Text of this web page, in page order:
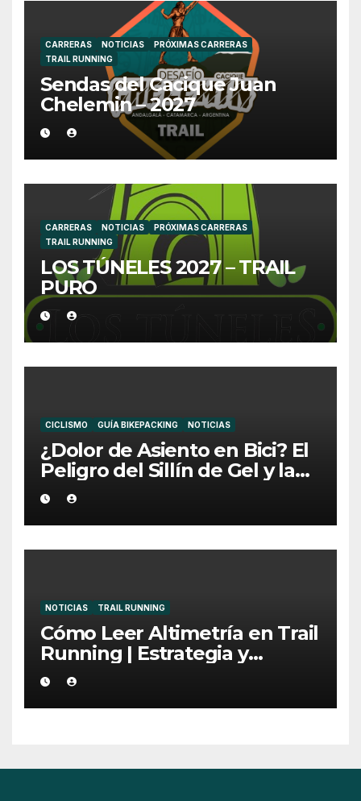
CARRERAS NOTICIAS
PRÓXIMAS CARRERAS
TRAIL RUNNING
Sendas del Cacique Juan
Chelemin – 2027
CARRERAS NOTICIAS
PRÓXIMAS CARRERAS
TRAIL RUNNING
LOS TÚNELES 2027 – TRAIL
PURO
CICLISMO GUÍA BIKEPACKING NOTICIAS
¿Dolor de Asiento en Bici? El
Peligro del Sillín de Gel y la
Medida Ideal
NOTICIAS TRAIL RUNNING
Cómo Leer Altimetría en Trail
Running | Estrategia y
Consejos